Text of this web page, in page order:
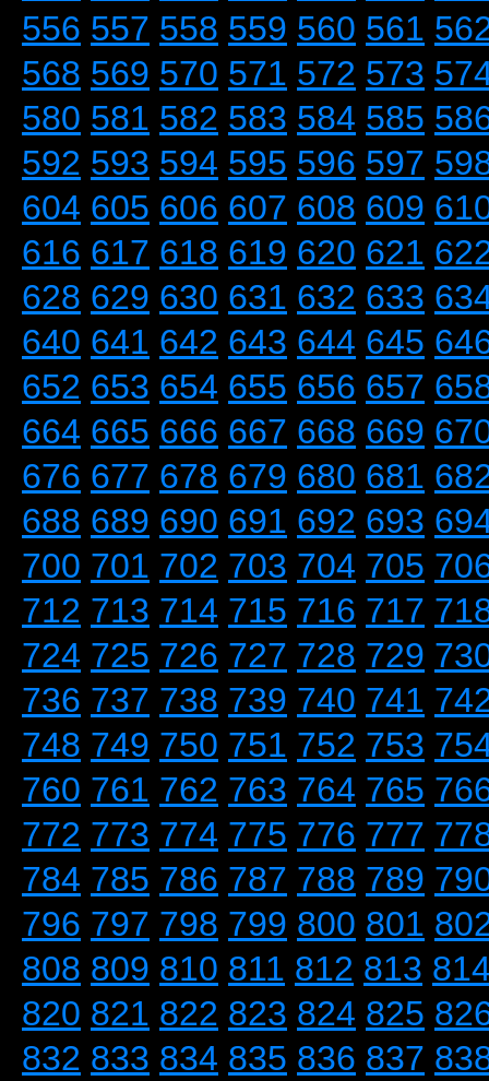
556 557 558 559 560 561
568 569 570 571 572 573
580 581 582 583 584 585
592 593 594 595 596 597
604 605 606 607 608 609
616 617 618 619 620 621
628 629 630 631 632 633
640 641 642 643 644 645
652 653 654 655 656 657
664 665 666 667 668 669
676 677 678 679 680 681
688 689 690 691 692 693
700 701 702 703 704 705
712 713 714 715 716 717
724 725 726 727 728 729
736 737 738 739 740 741
748 749 750 751 752 753
760 761 762 763 764 765
772 773 774 775 776 777
784 785 786 787 788 789
796 797 798 799 800 801
808 809 810 811 812 813
820 821 822 823 824 825
832 833 834 835 836 837